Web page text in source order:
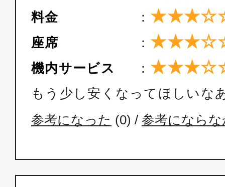
料金 ：
座席 ：
機内サービス ：
もう少し安くなってほしいな
参考になった (0) / 参考になら